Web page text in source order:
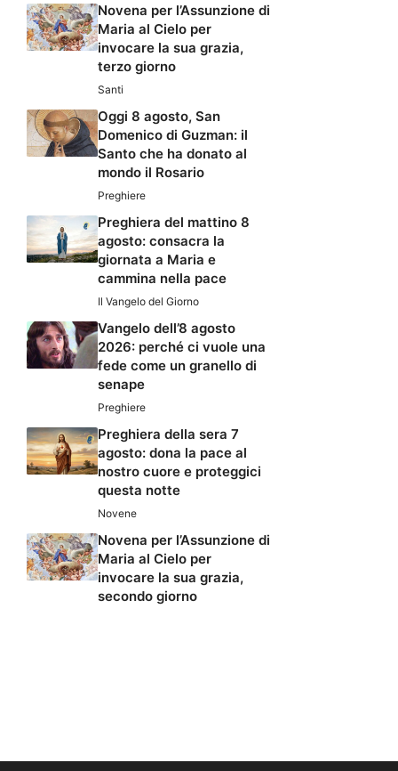
Novena per l’Assunzione di
Maria al Cielo per
invocare la sua grazia,
terzo giorno
Santi
Oggi 8 agosto, San
Domenico di Guzman: il
Santo che ha donato al
mondo il Rosario
Preghiere
Preghiera del mattino 8
agosto: consacra la
giornata a Maria e
cammina nella pace
Il Vangelo del Giorno
Vangelo dell’8 agosto
2026: perché ci vuole una
fede come un granello di
senape
Preghiere
Preghiera della sera 7
agosto: dona la pace al
nostro cuore e proteggici
questa notte
Novene
Novena per l’Assunzione di
Maria al Cielo per
invocare la sua grazia,
secondo giorno